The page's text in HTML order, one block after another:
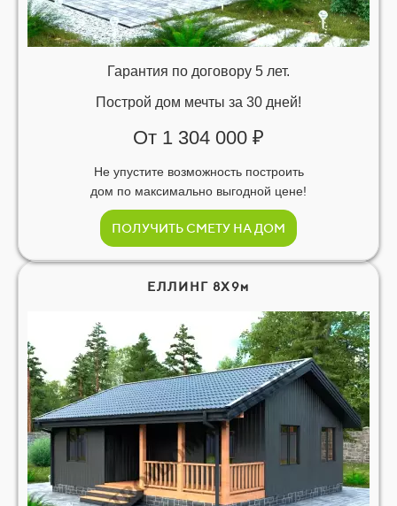
Гарантия по договору 5 лет.
Построй дом мечты за 30 дней!
От 1 304 000 ₽
Не упустите возможность построить
дом по максимально выгодной цене!
ПОЛУЧИТЬ СМЕТУ НА ДОМ
ЕЛЛИНГ 8Х9м